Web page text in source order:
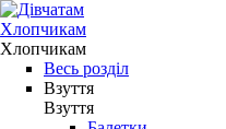
Хлопчикам
Хлопчикам
Весь розділ
Взуття
Взуття